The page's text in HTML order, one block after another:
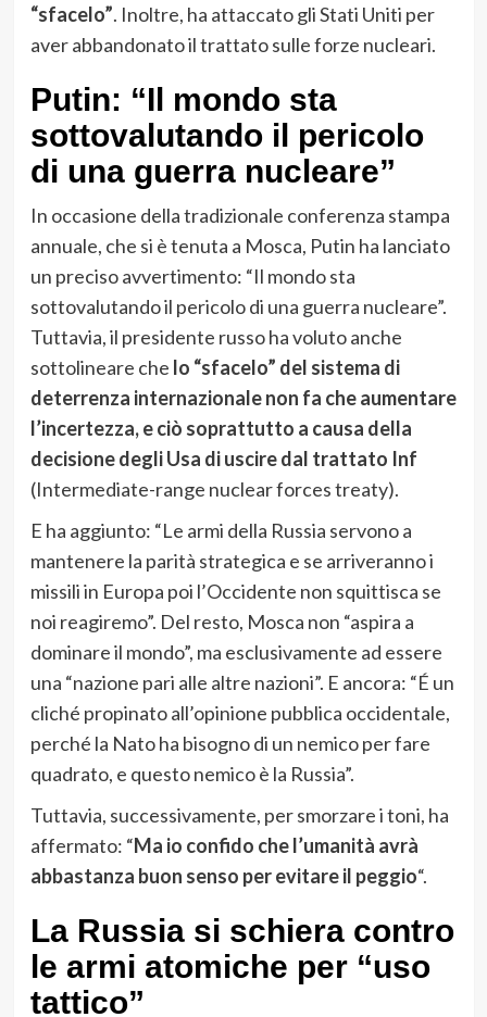
“sfacelo”. Inoltre, ha attaccato gli Stati Uniti per
aver abbandonato il trattato sulle forze nucleari.
Putin: “Il mondo sta
sottovalutando il pericolo
di una guerra nucleare”
In occasione della tradizionale conferenza stampa
annuale, che si è tenuta a Mosca, Putin ha lanciato
un preciso avvertimento: “Il mondo sta
sottovalutando il pericolo di una guerra nucleare”.
Tuttavia, il presidente russo ha voluto anche
sottolineare che lo “sfacelo” del sistema di
deterrenza internazionale non fa che aumentare
l’incertezza, e ciò soprattutto a causa della
decisione degli Usa di uscire dal trattato Inf
(Intermediate-range nuclear forces treaty).
E ha aggiunto: “Le armi della Russia servono a
mantenere la parità strategica e se arriveranno i
missili in Europa poi l’Occidente non squittisca se
noi reagiremo”. Del resto, Mosca non “aspira a
dominare il mondo”, ma esclusivamente ad essere
una “nazione pari alle altre nazioni”. E ancora: “É un
cliché propinato all’opinione pubblica occidentale,
perché la Nato ha bisogno di un nemico per fare
quadrato, e questo nemico è la Russia”.
Tuttavia, successivamente, per smorzare i toni, ha
affermato: “Ma io confido che l’umanità avrà
abbastanza buon senso per evitare il peggio“.
La Russia si schiera contro
le armi atomiche per “uso
tattico”